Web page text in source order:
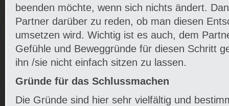
beenden möchte, wenn sich nichts ändert.
Partner darüber zu reden, ob man diesen
umsetzen wird. Wichtig ist es auch, dem
Gefühle und Beweggründe für diesen Schritt
ihn /sie nicht einfach sitzen zu lassen.
Gründe für das Schlussmachen
Die Gründe sind hier sehr vielfältig und